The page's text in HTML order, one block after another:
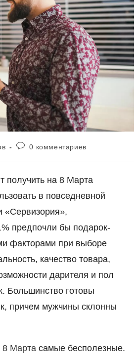
Комментарии
0 комментариев
получить на 8 Марта
в повседневной
«Сервизория»,
предпочли бы подарок-
факторами при выборе
качество товара,
дарителя и пол
Большинство готовы
причем мужчины склонны
8 Марта самые бесполезные.